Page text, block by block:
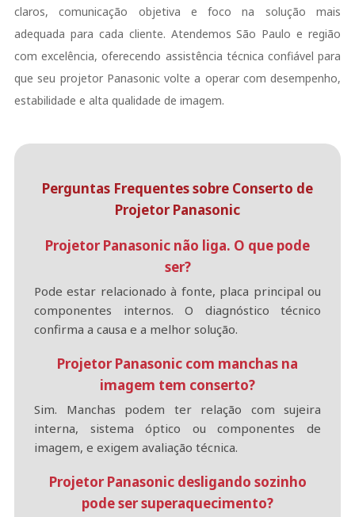
claros, comunicação objetiva e foco na solução mais
adequada para cada cliente. Atendemos São Paulo e região
com excelência, oferecendo assistência técnica confiável para
que seu projetor Panasonic volte a operar com desempenho,
estabilidade e alta qualidade de imagem.
Perguntas Frequentes sobre Conserto de
Projetor Panasonic
Projetor Panasonic não liga. O que pode
ser?
Pode estar relacionado à fonte, placa principal ou
componentes internos. O diagnóstico técnico
confirma a causa e a melhor solução.
Projetor Panasonic com manchas na
imagem tem conserto?
Sim. Manchas podem ter relação com sujeira
interna, sistema óptico ou componentes de
imagem, e exigem avaliação técnica.
Projetor Panasonic desligando sozinho
pode ser superaquecimento?